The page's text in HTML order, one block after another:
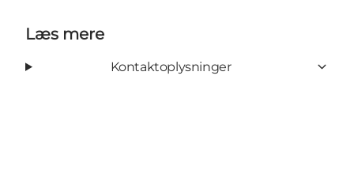
Læs mere
Kontaktoplysninger